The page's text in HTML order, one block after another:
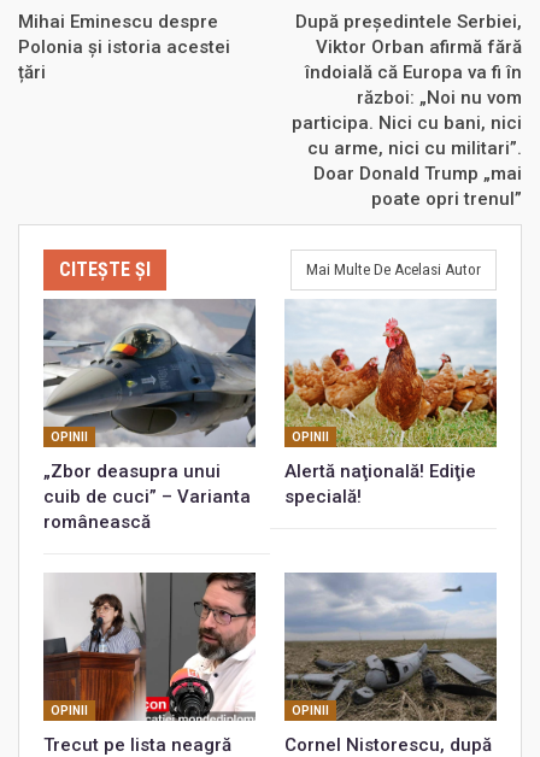
Mihai Eminescu despre
Polonia și istoria acestei
țări
După președintele Serbiei,
Viktor Orban afirmă fără
îndoială că Europa va fi în
război: „Noi nu vom
participa. Nici cu bani, nici
cu arme, nici cu militari”.
Doar Donald Trump „mai
poate opri trenul”
CITEȘTE ȘI Mai Multe De Acelasi Autor
OPINII
„Zbor deasupra unui
cuib de cuci” – Varianta
românească
OPINII
Alertă naţională! Ediţie
specială!
OPINII
Trecut pe lista neagră
OPINII
Cornel Nistorescu, după